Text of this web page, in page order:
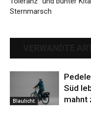
Sternmarsch
Blaulicht
Süd
mahnt